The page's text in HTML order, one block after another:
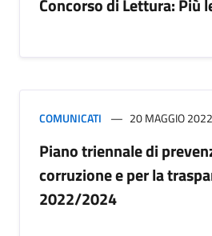
COMUNICATI 20 MAGGIO 2022
Piano triennale di
corruzione e per la
2022/2024